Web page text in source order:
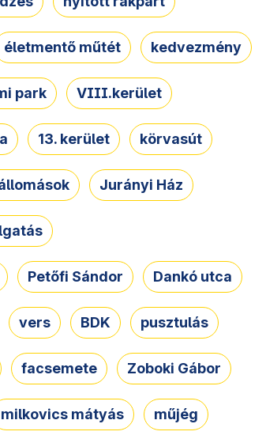
életmentő műtét kedvezmény
park VIII.kerület
13. kerület körvasút
Jurányi Ház
Petőfi Sándor Dankó utca
vers BDK pusztulás
facsemete Zoboki Gábor
milkovics mátyás műjég